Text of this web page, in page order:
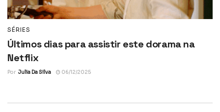
SÉRIES
Últimos dias para assistir este dorama na
Netflix
Por Julia Da Silva 06/12/2025